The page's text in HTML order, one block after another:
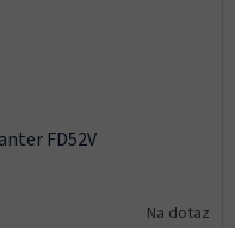
FD52V
Na dotaz